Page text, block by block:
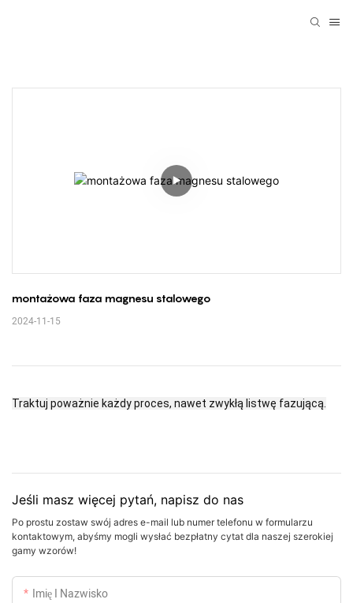
montażowa faza magnesu stalowego
2024-11-15
Traktuj poważnie każdy proces, nawet zwykłą listwę fazującą.
Jeśli masz więcej pytań, napisz do nas
Po prostu zostaw swój adres e-mail lub numer telefonu w formularzu
kontaktowym, abyśmy mogli wysłać bezpłatny cytat dla naszej szerokiej
gamy wzorów!
Imię I Nazwisko